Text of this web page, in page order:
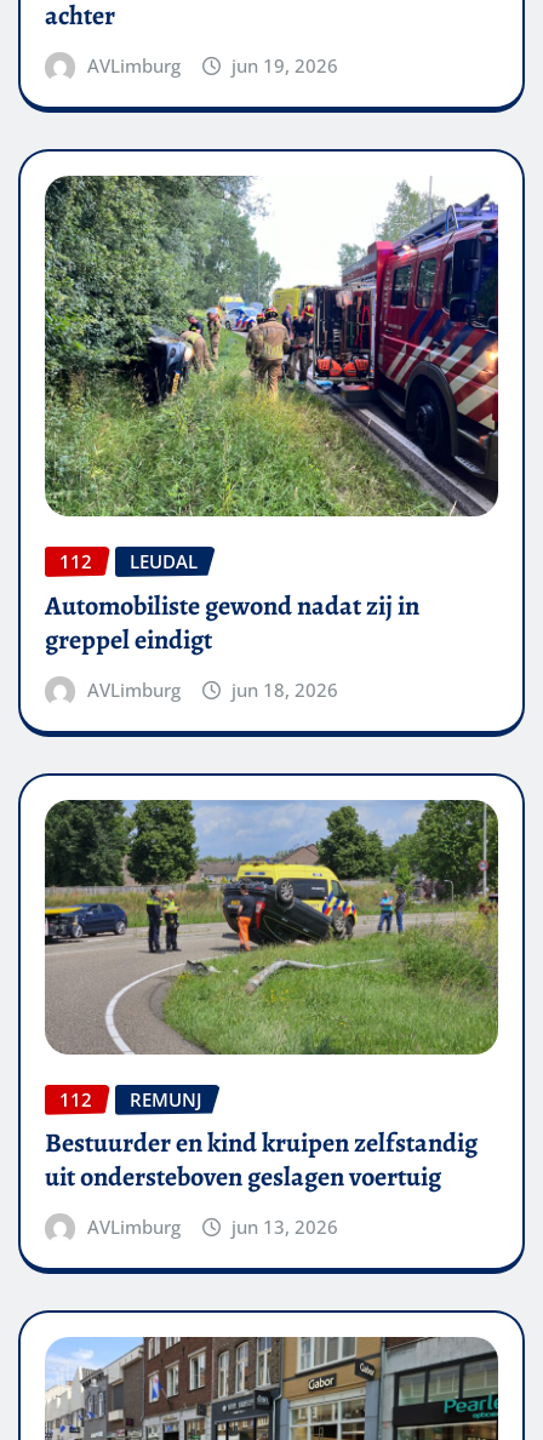
achter
AVLimburg jun 19, 2026
112 LEUDAL
Automobiliste gewond nadat zij in
greppel eindigt
AVLimburg jun 18, 2026
112 REMUNJ
Bestuurder en kind kruipen zelfstandig
uit ondersteboven geslagen voertuig
AVLimburg jun 13, 2026